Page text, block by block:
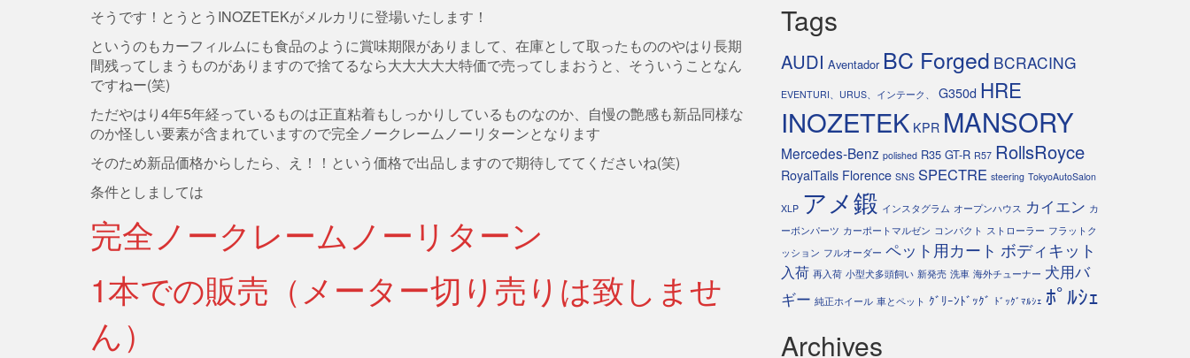
そうです！とうとうINOZETEKがメルカリに登場いたします！
というのもカーフィルムにも食品のように賞味期限がありまして、在庫として取ったもののやはり長期
間残ってしまうものがありますので捨てるなら大大大大大特価で売ってしまおうと、そういうことなん
ですねー(笑)
ただやはり4年5年経っているものは正直粘着もしっかりしているものなのか、自慢の艶感も新品同様な
のか怪しい要素が含まれていますので完全ノークレームノーリターンとなります
そのため新品価格からしたら、え！！という価格で出品しますので期待しててくださいね(笑)
条件としましては
完全ノークレームノーリターン
1本での販売（メーター切り売りは致しませ
ん）
Tags
AUDI Aventador BC Forged BCRACING
EVENTURI、URUS、インテーク、 G350d HRE
INOZETEK KPR MANSORY
Mercedes-Benz polished R35 GT-R R57 RollsRoyce
RoyalTails Florence SNS SPECTRE steering TokyoAutoSalon
XLP アメ鍛 インスタグラム オープンハウス カイエン カ
ーボンパーツ カーポートマルゼン コンパクト ストローラー フラットク
ッション フルオーダー ペット用カート ボディキット
入荷 再入荷 小型犬多頭飼い 新発売 洗車 海外チューナー 犬用バ
ギー 純正ホイール 車とペット ｸﾞﾘｰﾝﾄﾞｯｸﾞ ﾄﾞｯｸﾞﾏﾙｼｪ ﾎﾟﾙｼｪ
Archives